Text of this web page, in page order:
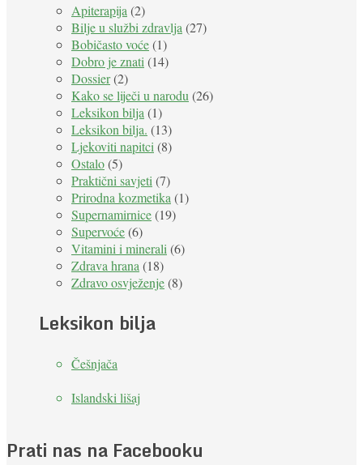
Apiterapija (2)
Bilje u službi zdravlja (27)
Bobičasto voće(1)
Dobro je znati (14)
Dossier(2)
Kako se liječi u narodu (26)
Leksikon bilja (1)
Leksikon bilja. (13)
Ljekoviti napitci (8)
Ostalo(5)
Praktični savjeti (7)
Prirodna kozmetika (1)
Supernamirnice(19)
Supervoće(6)
Vitamini i minerali (6)
Zdrava hrana (18)
Zdravo osvježenje(8)
Leksikon bilja
Češnjača
Islandski lišaj
Prati nas na Facebooku